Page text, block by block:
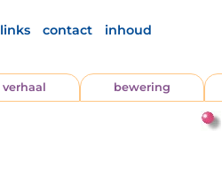
links contact inhoud
verhaal bewering